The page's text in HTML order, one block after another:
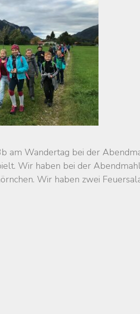
am Wandertag bei der
Wir haben bei der
Wir haben zwei